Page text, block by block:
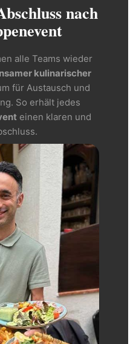
nach
alle Teams wieder
kulinarischer
für Austausch und
So erhält jedes
einen klaren und